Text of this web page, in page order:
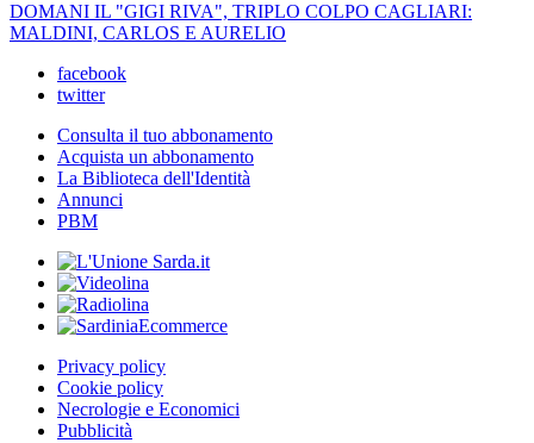
DOMANI IL "GIGI RIVA", TRIPLO COLPO CAGLIARI:
MALDINI, CARLOS E AURELIO
facebook
twitter
Consulta il tuo abbonamento
Acquista un abbonamento
La Biblioteca dell'Identità
Annunci
PBM
Privacy policy
Cookie policy
Necrologie e Economici
Pubblicità